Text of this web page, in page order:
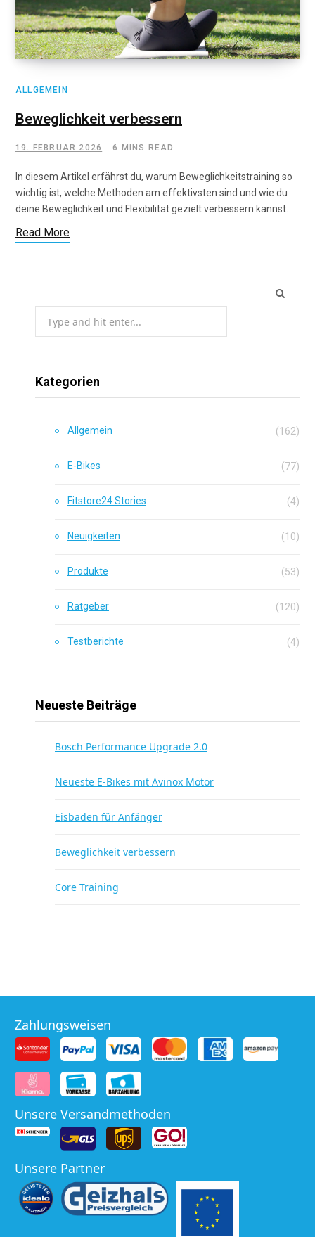
ALLGEMEIN
Beweglichkeit verbessern
19. FEBRUAR 2026 6 MINS READ
In diesem Artikel erfährst du, warum Beweglichkeitstraining so
wichtig ist, welche Methoden am effektivsten sind und wie du
deine Beweglichkeit und Flexibilität gezielt verbessern kannst.
Read More
for:
Kategorien
Allgemein (162)
E-Bikes (77)
Fitstore24 Stories (4)
Neuigkeiten (10)
Produkte (53)
Ratgeber (120)
Testberichte (4)
Neueste Beiträge
Bosch Performance Upgrade 2.0
Neueste E-Bikes mit Avinox Motor
Eisbaden für Anfänger
Beweglichkeit verbessern
Core Training
Zahlungsweisen
Unsere Versandmethoden
Unsere Partner